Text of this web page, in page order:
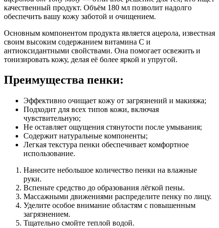
качественный продукт. Объём 180 мл позволит надолго
обеспечить вашу кожу заботой и очищением.
Основным компонентом продукта является ацерола, известная
своим высоким содержанием витамина C и
антиоксидантными свойствами. Она помогает освежить и
тонизировать кожу, делая её более яркой и упругой.
Преимущества пенки:
Эффективно очищает кожу от загрязнений и макияжа;
Подходит для всех типов кожи, включая
чувствительную;
Не оставляет ощущения стянутости после умывания;
Содержит натуральные компоненты;
Легкая текстура пенки обеспечивает комфортное
использование.
Нанесите небольшое количество пенки на влажные
руки.
Вспеньте средство до образования лёгкой пены.
Массажными движениями распределите пенку по лицу.
Уделите особое внимание областям с повышенным
загрязнением.
Тщательно смойте теплой водой.